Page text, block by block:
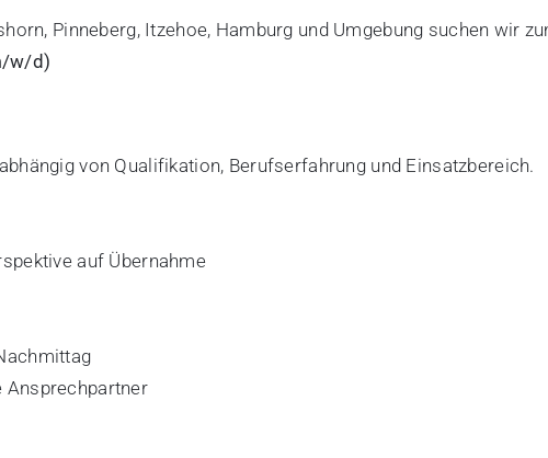
Pinneberg, Itzehoe, Hamburg und Umgebung suchen wir
w/d)
von Qualifikation, Berufserfahrung und Einsatzbereich.
auf Übernahme
Ansprechpartner